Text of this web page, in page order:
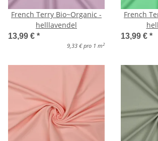
French Terry Bio~Organic -
helllavendel
13,99 € *
9,33 € pro 1 m 2
French
13,99 € *